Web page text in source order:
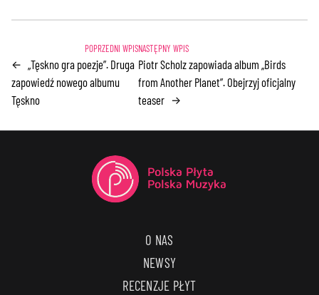
← „Tęskno gra poezje”. Druga
zapowiedź nowego albumu
Tęskno
Piotr Scholz zapowiada album „Birds
from Another Planet”. Obejrzyj oficjalny
teaser →
O NAS
NEWSY
RECENZJE PŁYT